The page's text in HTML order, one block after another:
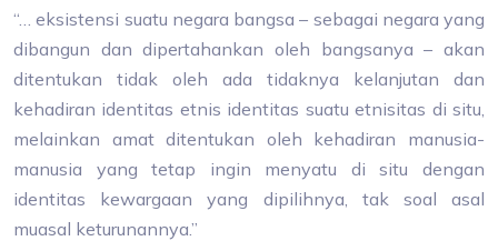
“… eksistensi suatu negara bangsa – sebagai negara yang
dibangun dan dipertahankan oleh bangsanya – akan
ditentukan tidak oleh ada tidaknya kelanjutan dan
kehadiran identitas etnis identitas suatu etnisitas di situ,
melainkan amat ditentukan oleh kehadiran manusia-
manusia yang tetap ingin menyatu di situ dengan
identitas kewargaan yang dipilihnya, tak soal asal
muasal keturunannya.”